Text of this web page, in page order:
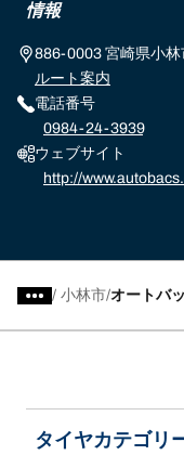
情報
886-0003 宮崎県小林
ルート案内
電話番号
0984-24-3939
ウェブサイト
http://
/ 小林市 オートバ
タイヤカテゴリ